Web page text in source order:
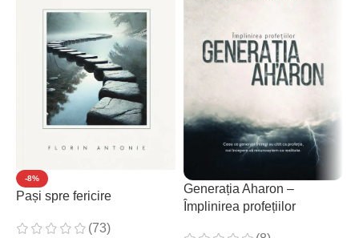
-8%
Pași spre fericire
(73)
Generația Aharon –
Împlinirea profețiilor